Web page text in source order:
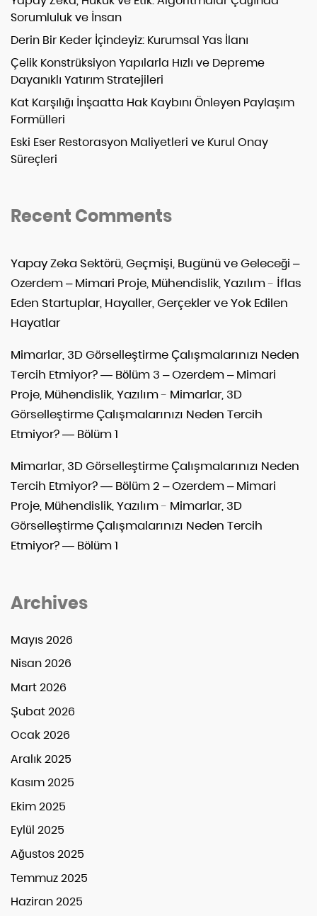
Sorumluluk ve İnsan
Derin Bir Keder İçindeyiz: Kurumsal Yas İlanı
Çelik Konstrüksiyon Yapılarla Hızlı ve Depreme
Dayanıklı Yatırım Stratejileri
Kat Karşılığı İnşaatta Hak Kaybını Önleyen Paylaşım
Formülleri
Eski Eser Restorasyon Maliyetleri ve Kurul Onay
Süreçleri
Recent Comments
Yapay Zeka Sektörü, Geçmişi, Bugünü ve Geleceği –
Ozerdem – Mimari Proje, Mühendislik, Yazılım- İflas
Eden Startuplar, Hayaller, Gerçekler ve Yok Edilen
Hayatlar
Mimarlar, 3D Görselleştirme Çalışmalarınızı Neden
Tercih Etmiyor? — Bölüm 3 – Ozerdem – Mimari
Proje, Mühendislik, Yazılım- Mimarlar, 3D
Görselleştirme Çalışmalarınızı Neden Tercih
Etmiyor? — Bölüm 1
Mimarlar, 3D Görselleştirme Çalışmalarınızı Neden
Tercih Etmiyor? — Bölüm 2 – Ozerdem – Mimari
Proje, Mühendislik, Yazılım- Mimarlar, 3D
Görselleştirme Çalışmalarınızı Neden Tercih
Etmiyor? — Bölüm 1
Archives
Mayıs 2026
Nisan 2026
Mart 2026
Şubat 2026
Ocak 2026
Aralık 2025
Kasım 2025
Ekim 2025
Eylül 2025
Ağustos 2025
Temmuz 2025
Haziran 2025